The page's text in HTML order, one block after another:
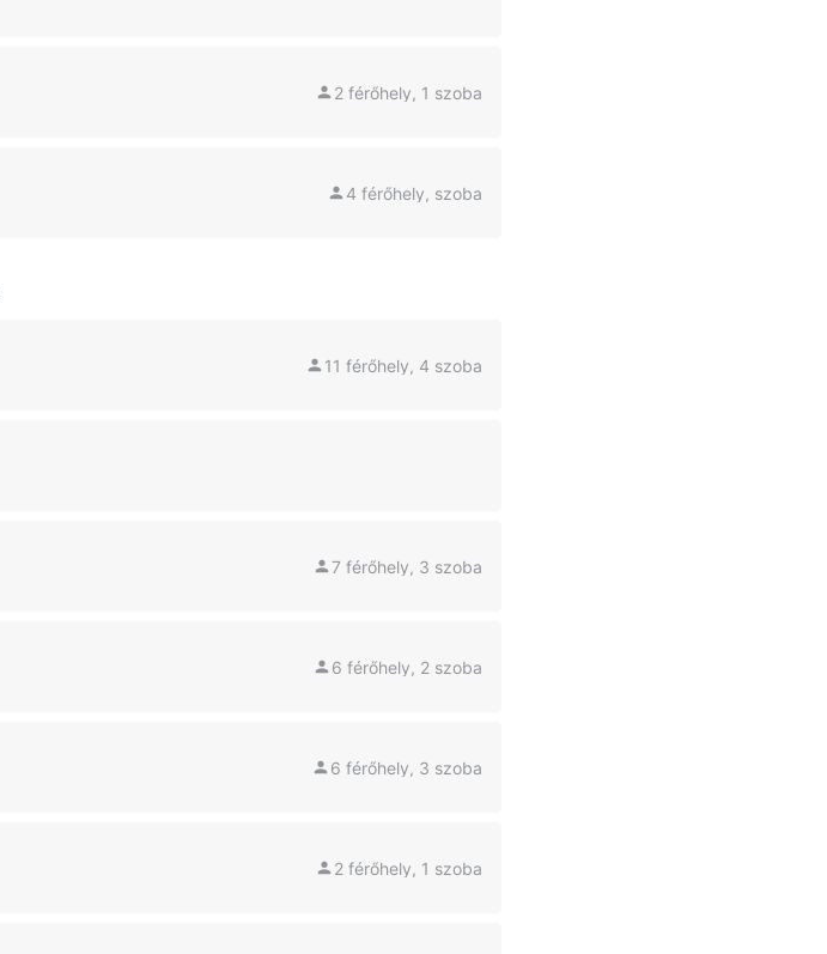
2 férőhely, 1 szoba
4 férőhely, szoba
11 férőhely, 4 szoba
7 férőhely, 3 szoba
6 férőhely, 2 szoba
6 férőhely, 3 szoba
2 férőhely, 1 szoba